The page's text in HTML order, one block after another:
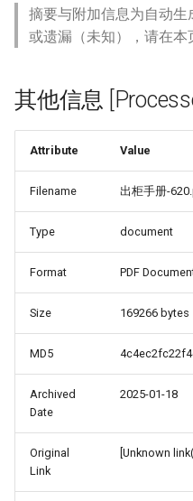
摘要与附加信息为自动
或遗漏（未知），请在本
其他信息
Attribute Value
Filename 出柜手册-
Type document
Format PDF
Size 169266 bytes
MD5
Archived
Date
2025-01-18
Original
Link
[Unknown